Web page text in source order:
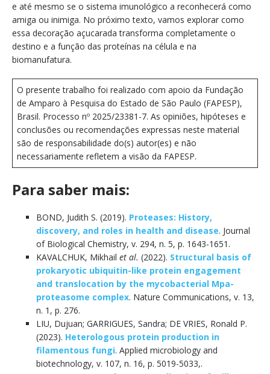
e até mesmo se o sistema imunológico a reconhecerá como
amiga ou inimiga. No próximo texto, vamos explorar como
essa decoração açucarada transforma completamente o
destino e a função das proteínas na célula e na
biomanufatura.
O presente trabalho foi realizado com apoio da Fundação
de Amparo à Pesquisa do Estado de São Paulo (FAPESP),
Brasil. Processo nº 2025/23381-7. As opiniões, hipóteses e
conclusões ou recomendações expressas neste material
são de responsabilidade do(s) autor(es) e não
necessariamente refletem a visão da FAPESP.
Para saber mais:
BOND, Judith S. (2019). Proteases: History,
discovery, and roles in health and disease. Journal
of Biological Chemistry, v. 294, n. 5, p. 1643-1651.
KAVALCHUK, Mikhail et al. (2022). Structural basis of
prokaryotic ubiquitin-like protein engagement
and translocation by the mycobacterial Mpa-
proteasome complex. Nature Communications, v. 13,
n. 1, p. 276.
LIU, Dujuan; GARRIGUES, Sandra; DE VRIES, Ronald P.
(2023). Heterologous protein production in
filamentous fungi. Applied microbiology and
biotechnology, v. 107, n. 16, p. 5019-5033,.